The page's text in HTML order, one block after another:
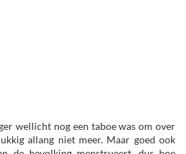
wellicht nog een taboe was om over
allang niet meer. Maar goed ook